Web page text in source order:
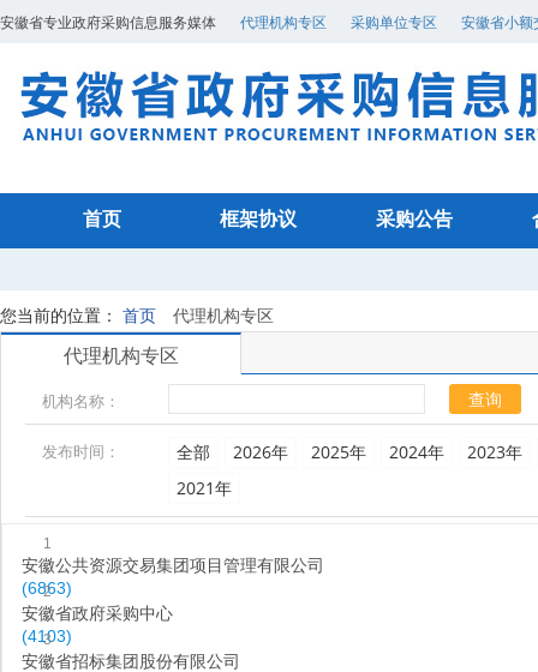
安徽省专业政府采购信息服务媒体 代理机构专区 采购单位专区 安徽省小额
首页 框架协议 采购公告
您当前的位置： 首页 代理机构专区
代理机构专区
机构名称： 查询
发布时间： 全部 2026年 2025年 2024年
2023年
2021年
1
安徽公共资源交易集团项目管理有限公司
(6863)
2
安徽省政府采购中心
(4103)
3
安徽省招标集团股份有限公司